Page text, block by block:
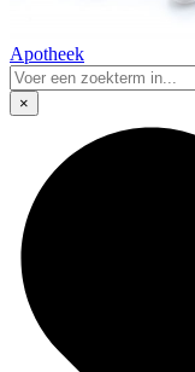
Apotheek
×